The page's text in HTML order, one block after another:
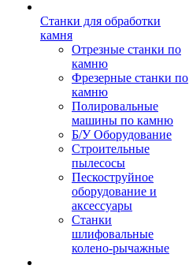
Станки для обработки
камня
Отрезные станки по
камню
Фрезерные станки по
камню
Полировальные
машины по камню
Б/У Оборудование
Строительные
пылесосы
Пескоструйное
оборудование и
аксессуары
Станки
шлифовальные
колено-рычажные